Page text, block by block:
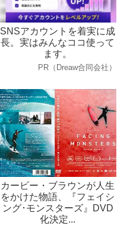
SNSアカウントを着実に成
長。実はみんなココ使って
ます。
PR（Dreaw合同会社）
カービー・ブラウンが人生
をかけた物語、『フェイシ
ング･モンスターズ』DVD
化決定...